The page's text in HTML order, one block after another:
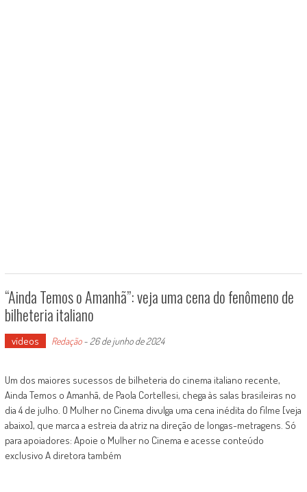
“Ainda Temos o Amanhã”: veja uma cena do fenômeno de
bilheteria italiano
vídeos Redação- 26 de junho de 2024
Um dos maiores sucessos de bilheteria do cinema italiano recente,
Ainda Temos o Amanhã, de Paola Cortellesi, chega às salas brasileiras no
dia 4 de julho. O Mulher no Cinema divulga uma cena inédita do filme [veja
abaixo], que marca a estreia da atriz na direção de longas-metragens. Só
para apoiadores: Apoie o Mulher no Cinema e acesse conteúdo
exclusivo A diretora também